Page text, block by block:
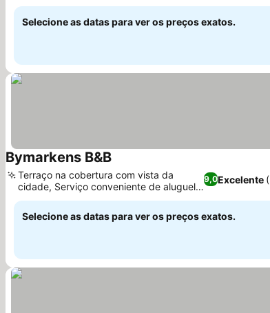
Selecione as datas para ver os preços exatos.
Bymarkens B&B
9,0Excelente
Terraço na cobertura com vista da
cidade, Serviço conveniente de aluguel
de bicicletas
Selecione as datas para ver os preços exatos.